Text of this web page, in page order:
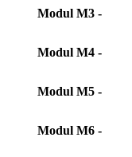
Modul M3 -
Modul M4 -
Modul M5 -
Modul M6 -